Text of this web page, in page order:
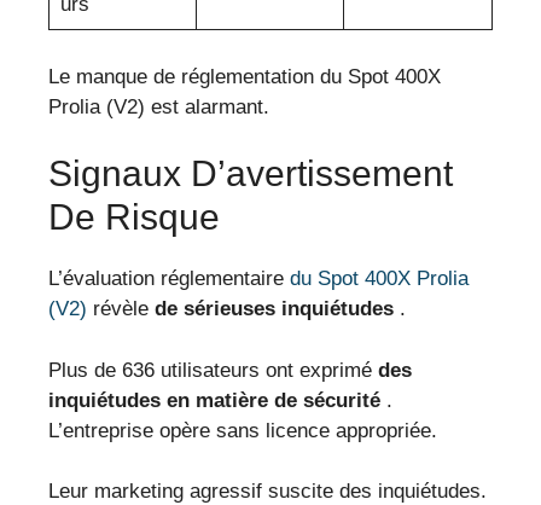
urs
Le manque de réglementation du Spot 400X
Prolia (V2) est alarmant.
Signaux D’avertissement
De Risque
L’évaluation réglementaire du Spot 400X Prolia
(V2) révèle de sérieuses inquiétudes .
Plus de 636 utilisateurs ont exprimé des
inquiétudes en matière de sécurité .
L’entreprise opère sans licence appropriée.
Leur marketing agressif suscite des inquiétudes.